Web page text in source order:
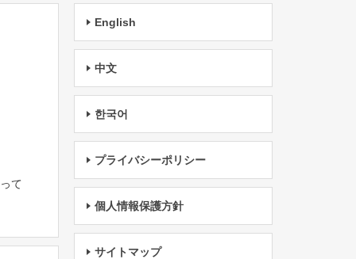
て
English
中文
한국어
プライバシーポリシー
個人情報保護方針
サイトマップ